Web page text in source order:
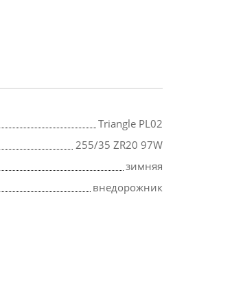
Triangle PL02
255/35 ZR20 97W
зимняя
внедорожник